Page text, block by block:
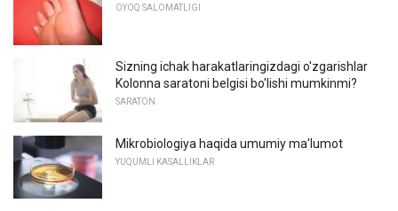
OYOQ SALOMATLIGI
Sizning ichak harakatlaringizdagi o'zgarishlar
Kolonna saratoni belgisi bo'lishi mumkinmi?
SARATON
Mikrobiologiya haqida umumiy ma'lumot
YUQUMLI KASALLIKLAR